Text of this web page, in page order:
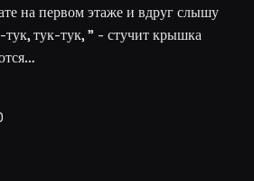
на первом этаже и вдруг слышу
тук, тук-тук, " - стучит крышка